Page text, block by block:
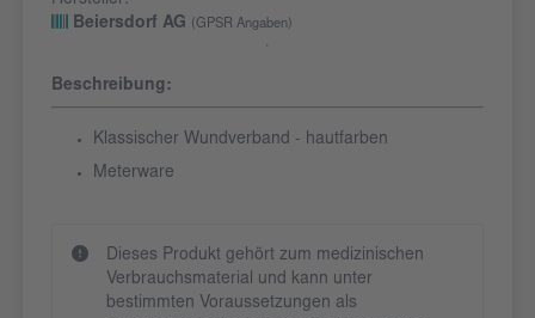
Beiersdorf AG
(GPSR Angaben)
Beschreibung:
Klassischer Wundverband - hautfarben
Meterware
Dieses Produkt gehört zum medizinischen
Verbrauchsmaterial und kann unter
bestimmten Voraussetzungen als